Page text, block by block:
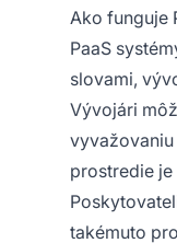
Ako funguje
PaaS
slovami,
Vývojári
vyvažovaniu
prostredie
takémuto